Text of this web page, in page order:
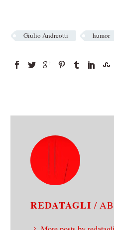
Giulio Andreotti humor
REDATAGLI /